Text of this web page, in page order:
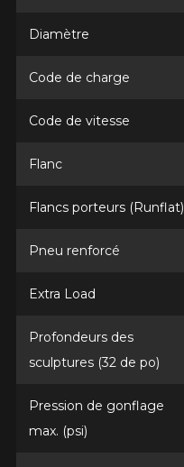
Diamètre
Code de charge
Code de vitesse
Flanc
Flancs porteurs (Runflat)
Pneu renforcé
Extra Load
Profondeurs des
sculptures (32 de po)
Pression de gonflage
max. (psi)
Votre véhicule
Année
Marque
Modèle
Option
KM parcourus